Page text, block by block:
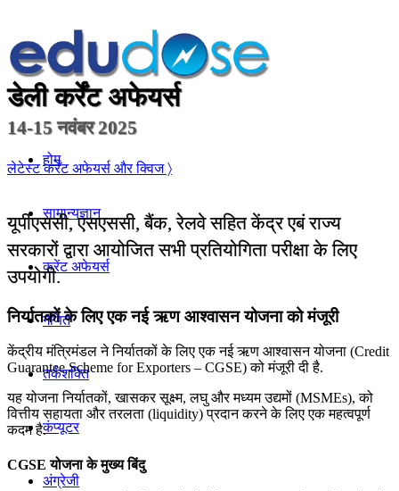
होम
सामान्यज्ञान
करेंट अफेयर्स
गणित
तर्कशक्ति
कंप्यूटर
अंग्रेजी
डेली कर्रेंट अफेयर्स
14-15 नवंबर 2025
लेटेस्ट कर्रेंट अफेयर्स और क्विज 〉
यूपीएससी, एसएससी, बैंक, रेलवे सहित केंद्र एबं राज्य
सरकारों द्वारा आयोजित सभी प्रतियोगिता परीक्षा के लिए
उपयोगी.
निर्यातकों के लिए एक नई ऋण आश्वासन योजना को मंजूरी
केंद्रीय मंत्रिमंडल ने निर्यातकों के लिए एक नई ऋण आश्वासन योजना (Credit
Guarantee Scheme for Exporters – CGSE) को मंजूरी दी है.
यह योजना निर्यातकों, खासकर सूक्ष्म, लघु और मध्यम उद्यमों (MSMEs), को
वित्तीय सहायता और तरलता (liquidity) प्रदान करने के लिए एक महत्वपूर्ण
कदम है.
CGSE योजना के मुख्य बिंदु